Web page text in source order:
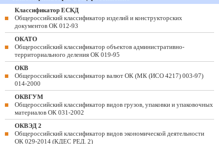
Классификатор ЕСКД
Общероссийский классификатор изделий и конструкторских
документов ОК 012-93
ОКАТО
Общероссийский классификатор объектов административно-
территориального деления ОК 019-95
ОКВ
Общероссийский классификатор валют ОК (МК (ИСО 4217) 003-97)
014-2000
ОКВГУМ
Общероссийский классификатор видов грузов, упаковки и упаковочных
материалов ОК 031-2002
ОКВЭД 2
Общероссийский классификатор видов экономической деятельности
ОК 029-2014 (КДЕС РЕД. 2)